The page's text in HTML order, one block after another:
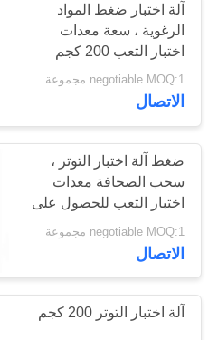
جولة
المعمل
رقابة
جودة
اطلب
اقتباس
آلة اختبار ضغط المواد
الرغوية ، سعة معدات
اختبار التعب 200 كجم
negotiable MOQ:1 مجموعة
الاتصال
ضغط آلة اختبار التوتر ،
سحب الصحافة معدات
اختبار التعب للحصول على
رغوة
negotiable MOQ:1 مجموعة
الاتصال
آلة اختبار التوتر 200 كجم